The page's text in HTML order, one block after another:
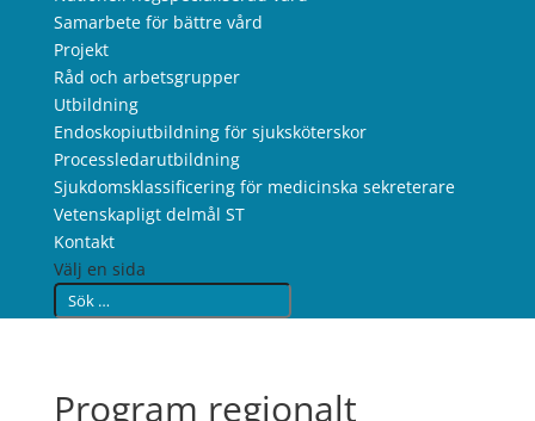
Samarbete för bättre vård
Projekt
Råd och arbetsgrupper
Utbildning
Endoskopiutbildning för sjuksköterskor
Processledarutbildning
Sjukdomsklassificering för medicinska sekreterare
Vetenskapligt delmål ST
Kontakt
Välj en sida
Program regionalt